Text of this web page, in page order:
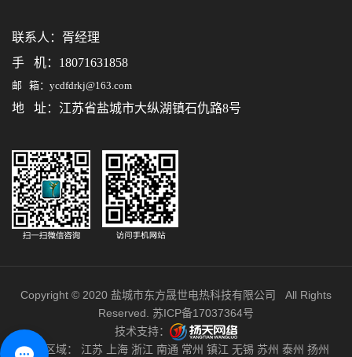
联系人： 胥经理
手 机：18071631858
邮 箱：ycdfdrkj@163.com
地 址：江苏省盐城市大纵湖镇石仇路8号
Copyright © 2020 盐城市东方晟世电热科技有限公司 All Rights
Reserved. 苏ICP备17037364号
技术支持：
主营区域： 江苏 上海 浙江 南通 常州 镇江 无锡 苏州 泰州 扬州